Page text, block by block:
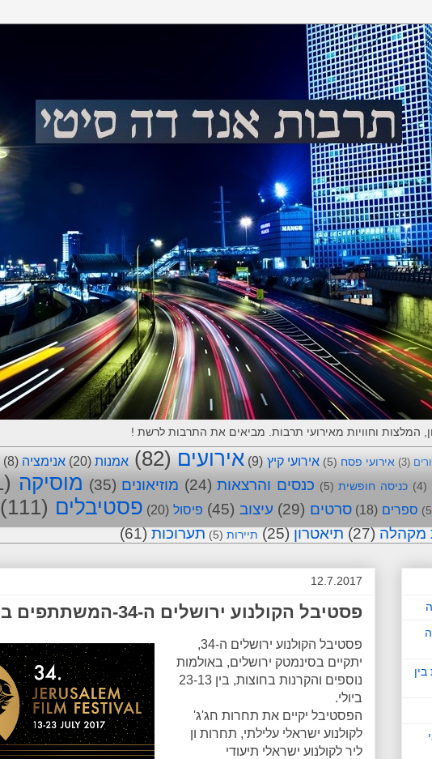
(3) אירועי פסח (5) אירועי קיץ (9) אירועים (82) אמנות (20) אנימציה (8)
(4) כניסה חופשית (5) כנסים והרצאות (24) מוזיאונים (35) מוסיקה
ספרים (18) סרטים (29) עיצוב (45) פיסול (20) פסטיבלים (111)
מקהלה (27) תיאטרון (25) תיירות (5) תערוכות (61)
12.7.2017
פסטיבל הקולנוע ירושלים ה-34-המשתתפים בתחרויות
פסטיבל הקולנוע ירושלים ה-34,
יתקיים בסינמטק ירושלים, באולמות
נוספים והקרנות בחוצות, בין 23-13
ביולי.
הפסטיבל יקיים את תחרות חג'ג'
לקולנוע ישראלי עלילתי, תחרות ון
ליר לקולנוע ישראלי תיעודי